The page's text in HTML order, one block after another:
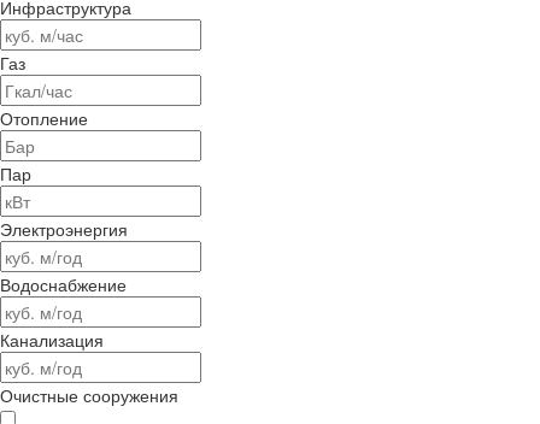
Инфраструктура
Газ
Отопление
Пар
Электроэнергия
Водоснабжение
Канализация
Очистные сооружения